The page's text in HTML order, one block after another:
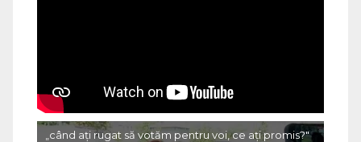
„când ați rugat să votăm pentru voi, ce ați promis?"